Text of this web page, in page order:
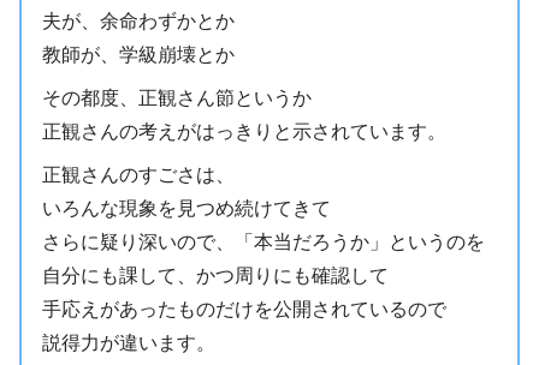
夫が、余命わずかとか
教師が、学級崩壊とか
その都度、正観さん節というか
正観さんの考えがはっきりと示されています。
正観さんのすごさは、
いろんな現象を見つめ続けてきて
さらに疑り深いので、「本当だろうか」というのを
自分にも課して、かつ周りにも確認して
手応えがあったものだけを公開されているので
説得力が違います。